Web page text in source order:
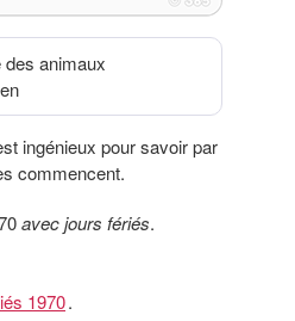
des animaux
ingénieux pour savoir par
commencent.
avec jours fériés.
1970.